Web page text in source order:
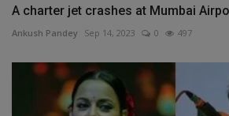
A charter jet crashes at Mumbai
Ankush Pandey Sep 14, 2023 0 497